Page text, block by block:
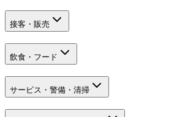
接客・販売
飲食・フード
サービス・警備・清掃